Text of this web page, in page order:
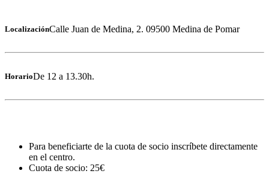
LocalizaciónCalle Juan de Medina, 2. 09500 Medina de Pomar
HorarioDe 12 a 13.30h.
Para beneficiarte de la cuota de socio inscríbete directamente
en el centro.
Cuota de socio: 25€